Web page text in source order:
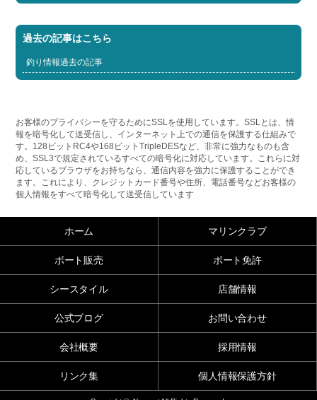
過去の記事はこちら
釣り情報過去の記事
お客様のプライバシーを守るためにSSLを使用しています。SSLとは、情
報を暗号化して送受信し、インターネット上での通信を保護する仕組みで
す。128ビットRC4や168ビットTripleDESなど、非常に強力なものも含
め、SSL3で規定されているすべての暗号化に対応しています。これらに対
応しているブラウザをお持ちなら、通信内容を強力に保護することができ
ます。これにより、クレジットカード番号や住所、電話番号などお客様の
個人情報をすべて暗号化して送受信しています
ホーム マリンクラブ
ボート販売 ボート免許
シースタイル 店舗情報
公式ブログ お問い合わせ
会社概要 採用情報
リンク集 個人情報保護方針